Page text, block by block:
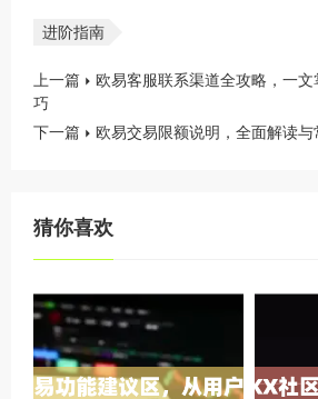
进阶指南
上一篇
欧易客服联系渠道全攻略，一
巧
下一篇
欧易交易限额说明，全面解读
猜你喜欢